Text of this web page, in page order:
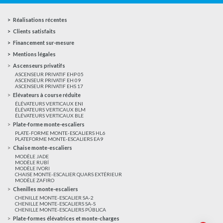
Réalisations récentes
Clients satisfaits
Financement sur-mesure
Mentions légales
Ascenseurs privatifs
ASCENSEUR PRIVATIF EHP 05
ASCENSEUR PRIVATIF EH 09
ASCENSEUR PRIVATIF EHS 17
Elévateurs à course réduite
ÉLÉVATEURS VERTICAUX ENI
ÉLÉVATEURS VERTICAUX BLM
ÉLÉVATEURS VERTICAUX BLE
Plate-forme monte-escaliers
PLATE-FORME MONTE-ESCALIERS HL6
PLATEFORME MONTE-ESCALIERS EA9
Chaise monte-escaliers
MODÈLE JADE
MODÈLE RUBÍ
MODÈLE IVORI
CHAISE MONTE-ESCALIER QUARS EXTÉRIEUR
MODÈLE ZAFIRO
Chenilles monte-escaliers
CHENILLE MONTE-ESCALIER SA-2
CHENILLE MONTE-ESCALIERS SA-S
CHENILLE MONTE-ESCALIERS PÚBLICA
Plate-formes élévatrices et monte-charges